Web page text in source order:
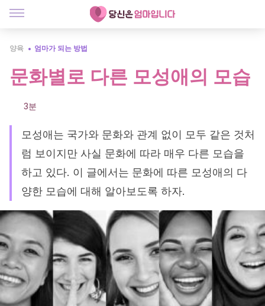
양육 엄마가 되는 방법
문화별로 다른 모성애의 모습
3분
모성애는 국가와 문화와 관계 없이 모두 같은 것처
럼 보이지만 사실 문화에 따라 매우 다른 모습을
하고 있다. 이 글에서는 문화에 따른 모성애의 다
양한 모습에 대해 알아보도록 하자.